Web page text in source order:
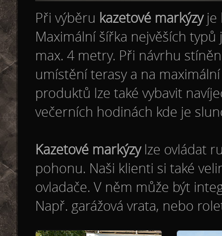
Při výběru kazetové markýzyje
Maximální šířka nejvěších typů
max. 4 metry. Při návrhu
umístění terasy a na
produktů lze také vybavit
večerních hodinách kde je
Kazetové markýzylze ovládat
pohonu. Naši klienti si také
ovladače. V něm může být
Např. garážová vrata, nebo